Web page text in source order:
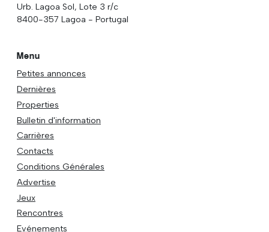
Urb. Lagoa Sol, Lote 3 r/c
8400-357 Lagoa - Portugal
Menu
Petites annonces
Dernières
Properties
Bulletin d'information
Carrières
Contacts
Conditions Générales
Advertise
Jeux
Rencontres
Evénements